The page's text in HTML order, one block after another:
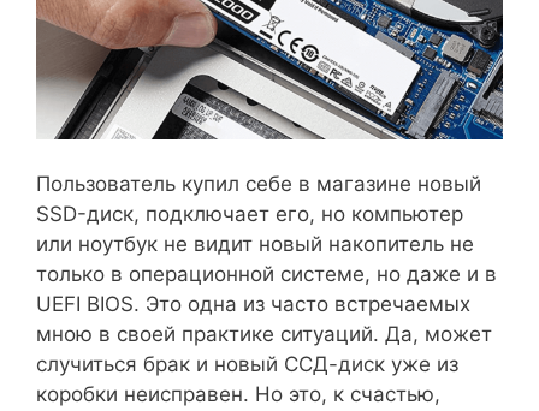
Пользователь купил себе в магазине новый
SSD-диск, подключает его, но компьютер
или ноутбук не видит новый накопитель не
только в операционной системе, но даже и в
UEFI BIOS. Это одна из часто встречаемых
мною в своей практике ситуаций. Да, может
случиться брак и новый ССД-диск уже из
коробки неисправен. Но это, к счастью,